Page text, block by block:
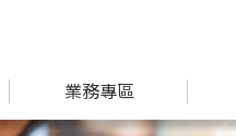
業務專區